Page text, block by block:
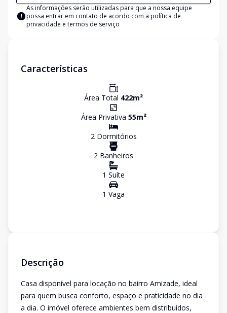
As informações serão utilizadas para que a nossa equipe
possa entrar em contato de acordo com a política de
privacidade e termos de serviço
Características
Área Total 422m²
Área Privativa 55m²
2Dormitórios
2 Banheiros
1 Suíte
1 Vaga
Descrição
Casa disponível para locação no bairro Amizade, ideal
para quem busca conforto, espaço e praticidade no dia
a dia. O imóvel oferece ambientes bem distribuídos,